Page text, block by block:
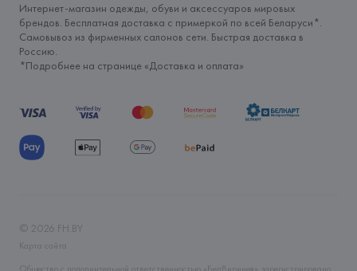
Интернет-магазин одежды, обуви и аксессуаров мировых
брендов. Бесплатная доставка с примеркой по всей Беларуси*.
Самовывоз из фирменных салонов сети. Быстрая доставка в
Россию.
*Подробнее на странице «Доставка и оплата»
© 2026 FH.BY
Карта сайта